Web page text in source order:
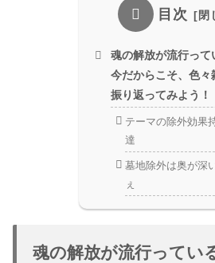
目次
魂の解放が流行って
今だからこそ、色々
振り返ってみよう！
テーマの除外効果
達
墓地除外は奥が深
ぇ
魂の解放が流行ってい